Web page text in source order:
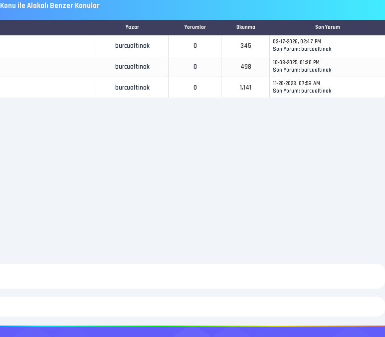
Konu ile Alakalı Benzer Konular
Yazar Yorumlar Okunma Son Yorum
burcualtinok 0 345
03-17-2026, 02:47 PM
Son Yorum: burcualtinok
burcualtinok 0 498
10-03-2025, 01:30 PM
Son Yorum: burcualtinok
burcualtinok 0 1,141
11-26-2023, 07:58 AM
Son Yorum: burcualtinok